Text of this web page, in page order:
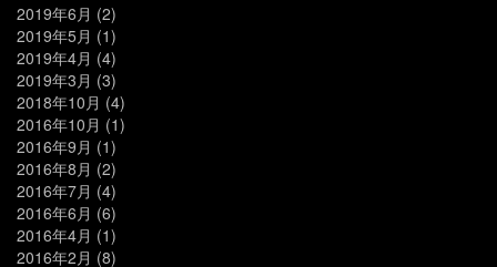
2019年6月 (2)
2019年5月 (1)
2019年4月 (4)
2019年3月 (3)
2018年10月 (4)
2016年10月 (1)
2016年9月 (1)
2016年8月 (2)
2016年7月 (4)
2016年6月 (6)
2016年4月 (1)
2016年2月 (8)